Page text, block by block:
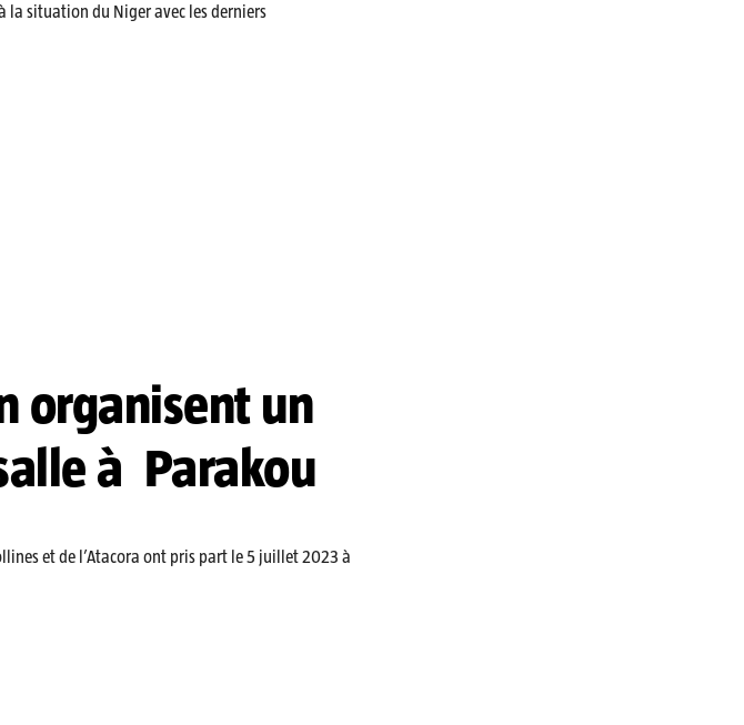
la situation du Niger avec les derniers
organisent un
à Parakou
et de l’Atacora ont pris part le 5 juillet 2023 à